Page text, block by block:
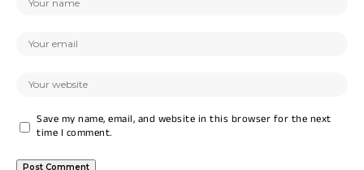
Save my name, email, and website in this browser for the next
time I comment.